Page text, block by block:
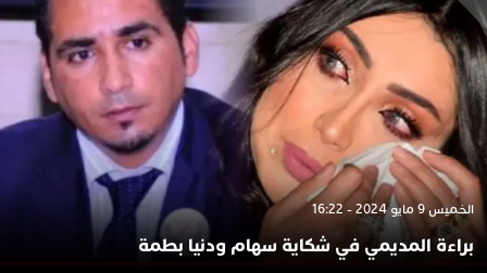
الخميس 9 مايو 2024 - 16:22
براءة المديمي في شكاية سهام ودنيا بطمة